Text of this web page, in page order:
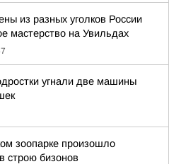
из разных уголков России
мастерство на Увильдах
угнали две машины
зоопарке произошло
строю бизонов